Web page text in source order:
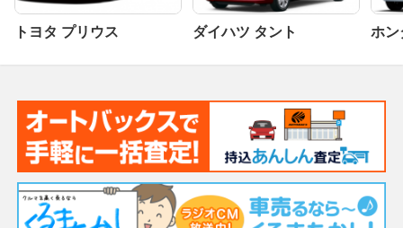
トヨタ プリウス ダイハツ タント ホン